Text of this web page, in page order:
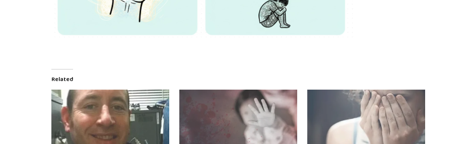
Related